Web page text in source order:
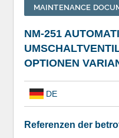
MAINTENANCE
NM-251
OPTIONEN
DE
Referenzen der